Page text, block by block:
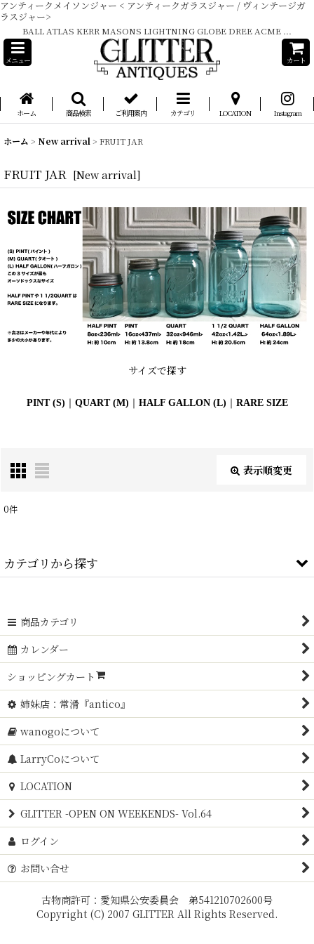
アンティークメイソンジャー < アンティークガラスジャー / ヴィンテージガ
ラスジャー>
BALL ATLAS KERR MASONS LIGHTNING GLOBE DREE ACME ...
メニュー カート
ホーム 商品検索 ご利用案内 カテゴリ LOCATION Instagram
ホーム > New arrival > FRUIT JAR
FRUIT JAR [New arrival]
サイズで探す
PINT (S) ｜ QUART (M) ｜ HALF GALLON (L) ｜ RARE SIZE
表示順変更
表示数 :
並び順 :
0件
カテゴリから探す
BALL
ATLAS
MASON
OTHER
商品カテゴリ
カレンダー
ショッピングカート
姉妹店：常滑『antico』
wanogoについて
LarryCoについて
LOCATION
GLITTER -OPEN ON WEEKENDS- Vol.64
ログイン
お問い合せ
古物商許可：愛知県公安委員会 弟541210702600号
Copyright (C) 2007 GLITTER All Rights Reserved.